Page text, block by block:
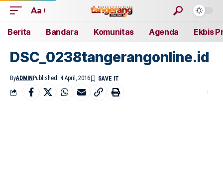
Aa
Berita Bandara Komunitas Agenda Ekbis
DSC_0238tangerangonline.id
ByADMIN Published: 4 April, 2016